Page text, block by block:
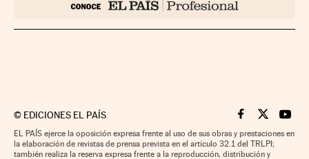
© EDICIONES EL PAÍS Cinco Días en
Cinco Días
Cinco
EL PAÍS ejerce la oposición expresa frente al uso de sus obras y prestaciones en
la elaboración de revistas de prensa prevista en el artículo 32.1 del TRLPI;
también realiza la reserva expresa frente a la reproducción, distribución y